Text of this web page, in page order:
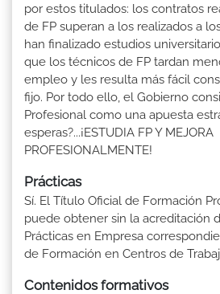
por estos titulados: los contratos
de FP superan a los realizados a
han finalizado estudios
que los técnicos de FP tardan
empleo y les resulta más fácil
fijo. Por todo ello, el Gobierno
Profesional como una apuesta
esperas?...¡ESTUDIA FP Y MEJORA
PROFESIONALMENTE!
Prácticas
Sí. El Título Oficial de Formación
puede obtener sin la acreditación
Prácticas en Empresa
de Formación en Centros de
Contenidos formativos